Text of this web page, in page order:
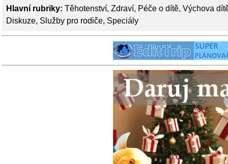
Hlavní rubriky: Těhotenství, Zdraví, Péče o dítě, Výchova
Diskuze, Služby pro rodiče, Speciály